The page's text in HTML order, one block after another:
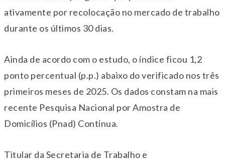
ativamente por recolocação no mercado de trabalho
durante os últimos 30 dias.
Ainda de acordo com o estudo, o índice ficou 1,2
ponto percentual (p.p.) abaixo do verificado nos três
primeiros meses de 2025. Os dados constam na mais
recente Pesquisa Nacional por Amostra de
Domicílios (Pnad) Contínua.
Titular da Secretaria de Trabalho e